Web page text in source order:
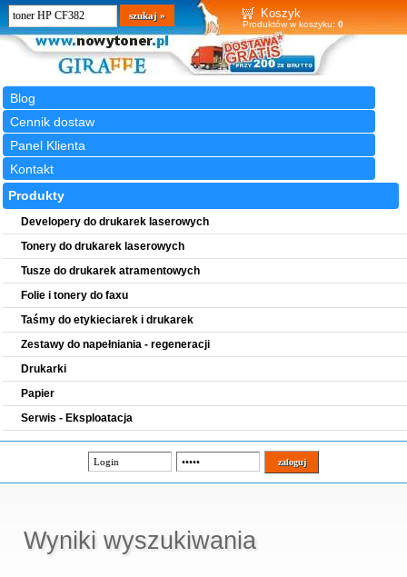
Koszyk
Produktów w koszyku: 0
Blog
Cennik dostaw
Panel Klienta
Kontakt
Wyszukiwarka
szukaj
Produkty
Developery do drukarek laserowych
Tonery do drukarek laserowych
Tusze do drukarek atramentowych
Folie i tonery do faxu
Taśmy do etykieciarek i drukarek
Zestawy do napełniania - regeneracji
Drukarki
Papier
Serwis - Eksploatacja
Wyniki wyszukiwania